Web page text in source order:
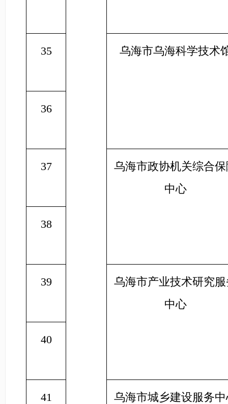
35 乌海市乌海科学技术
36
37
乌海市政协机关综合
中心
38
39
乌海市产业技术研究
中心
40
41 乌海市城乡建设服务